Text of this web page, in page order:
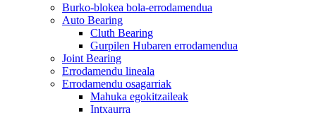
Burko-blokea bola-errodamendua
Auto Bearing
Cluth Bearing
Gurpilen Hubaren errodamendua
Joint Bearing
Errodamendu lineala
Errodamendu osagarriak
Mahuka egokitzaileak
Intxaurra